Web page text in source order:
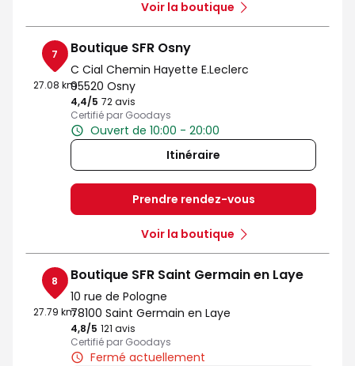
Voir la boutique
7
27.08 km
Boutique SFR Osny
C Cial Chemin Hayette E.Leclerc
95520 Osny
4,4/5 Note de 4.4 sur 5
72 avis
Certifié par Goodays
Ouvert de 10:00 - 20:00
Itinéraire
Prendre rendez-vous
Voir la boutique
8
27.79 km
Boutique SFR Saint Germain en Laye
10 rue de Pologne
78100 Saint Germain en Laye
4,8/5 Note de 4.8 sur 5
121 avis
Certifié par Goodays
Fermé actuellement